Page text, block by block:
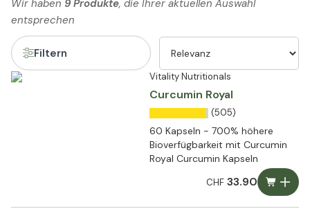
Wir haben 9 Produkte, die Ihrer aktuellen Auswahl
entsprechen
Filtern
Vitality Nutritionals
Curcumin Royal
(505)
60 Kapseln - 700% höhere
Bioverfügbarkeit mit Curcumin
Royal Curcumin Kapseln
CHF33.90